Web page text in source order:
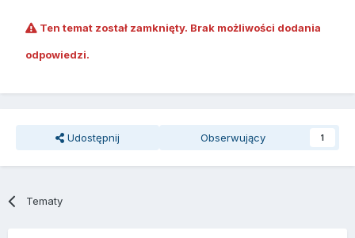
Ten temat został zamknięty. Brak możliwości dodania
odpowiedzi.
Udostępnij Obserwujący 1
Tematy